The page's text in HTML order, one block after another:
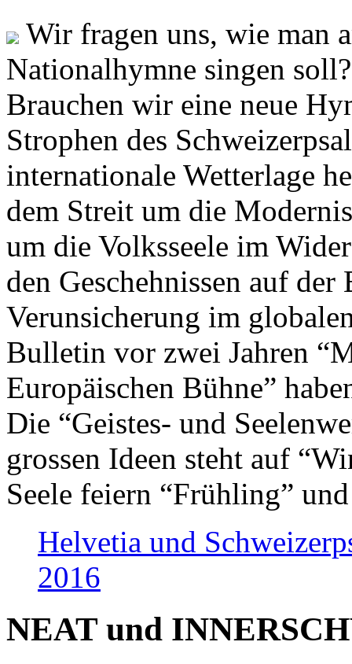
Wir fragen uns, wie man
Nationalhymne singen
Brauchen wir eine neue
Strophen des
internationale Wetterlage
dem Streit um die
um die Volksseele im
den Geschehnissen auf
Verunsicherung im
Bulletin vor zwei Jahren
Europäischen Bühne”
Die “Geistes- und
grossen Ideen steht auf
Seele feiern “Frühling”
Helvetia und
2016
NEAT und